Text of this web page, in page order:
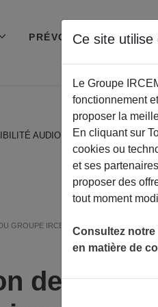
PRÉVOYANCE
AUDIO
GROUPE IRCEM RETRAITE
des
Ce site utilise
Le Groupe
fonctionnement
proposer la
En cliquant sur
cookies ou
et ses
proposer des
tout moment
Consultez
en matière de